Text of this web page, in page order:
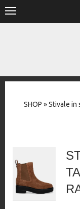
SHOP »Stivale in